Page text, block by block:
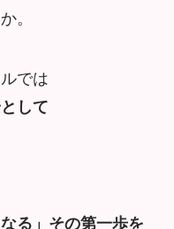
。
では
して
る」その第一歩を